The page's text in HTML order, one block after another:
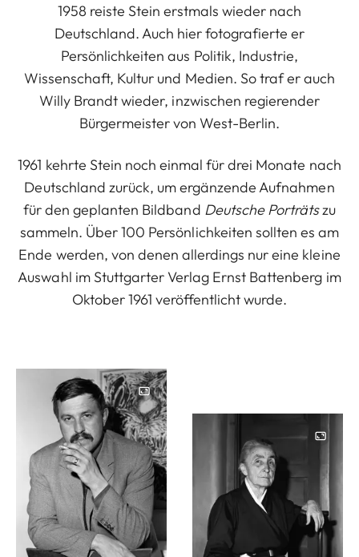
1958 reiste Stein erstmals wieder nach
Deutschland. Auch hier fotografierte er
Persönlichkeiten aus Politik, Industrie,
Wissenschaft, Kultur und Medien. So traf er auch
Willy Brandt wieder, inzwischen regierender
Bürgermeister von West-Berlin.
1961 kehrte Stein noch einmal für drei Monate nach
Deutschland zurück, um ergänzende Aufnahmen
für den geplanten Bildband Deutsche Porträtszu
sammeln. Über 100 Persönlichkeiten sollten es am
Ende werden, von denen allerdings nur eine kleine
Auswahl im Stuttgarter Verlag Ernst Battenberg im
Oktober 1961 veröffentlicht wurde.